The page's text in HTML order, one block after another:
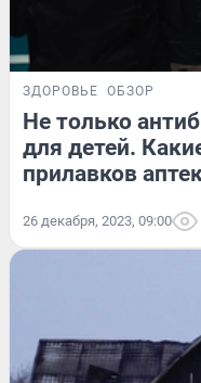
ЗДОРОВЬЕ ОБЗОР
Не только
для детей.
прилавков
26 декабря, 2023, 09:00